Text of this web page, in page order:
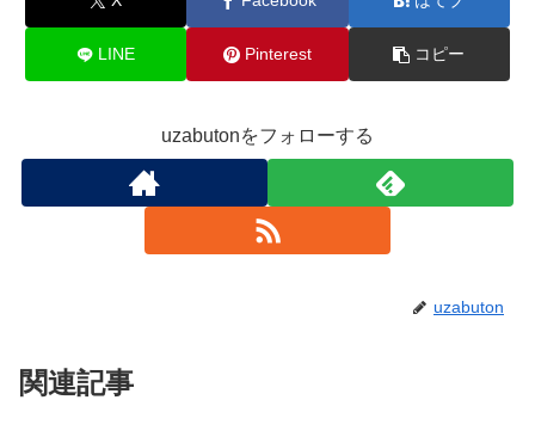
LINE Pinterest コピー
uzabutonをフォローする
uzabuton
関連記事